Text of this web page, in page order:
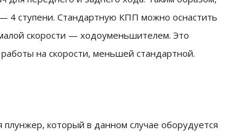
4 ступени. Стандартную КПП можно оснастить
скорости — ходоуменьшителем. Это
на скорости, меньшей стандартной.
который в данном случае оборудуется